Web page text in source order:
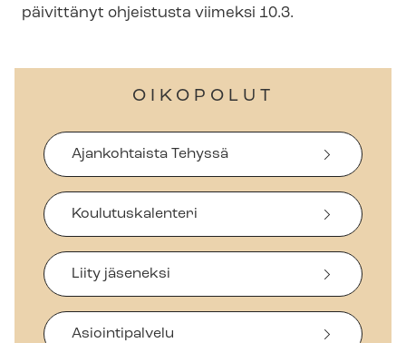
päivittänyt ohjeistusta viimeksi 10.3.
OIKOPOLUT
Ajankohtaista Tehyssä
Koulutuskalenteri
Liity jäseneksi
Asiointipalvelu